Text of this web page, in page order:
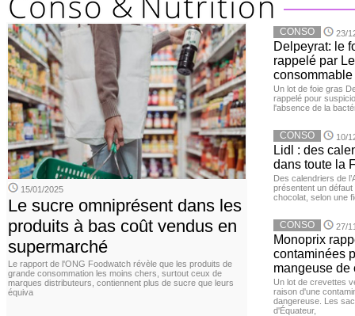
15/01/2025
Le sucre omniprésent dans les
produits à bas coût vendus en
supermarché
Le rapport de l'ONG Foodwatch révèle que les produits de
grande consommation les moins chers, surtout ceux de
marques distributeurs, contiennent plus de sucre que leurs
équiva
CONSO 23/
Delpeyrat: le
rappelé par
consommable
Un lot de foie gras
rappelé pour
l'absence de la
CONSO 10/
Lidl : des
dans toute la
Des calendriers de
présentent un défaut
chocolat, selon une
CONSO 27/
Monoprix
contaminées
mangeuse de
Un lot de crevettes
raison d'une
dangereuse. Les
d'Équateur,